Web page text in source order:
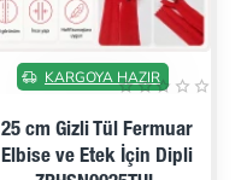
İNDIRIMDE
KARGOYA HAZIR
25 cm Gizli Tül Fermuar
Elbise ve Etek İçin Dipli